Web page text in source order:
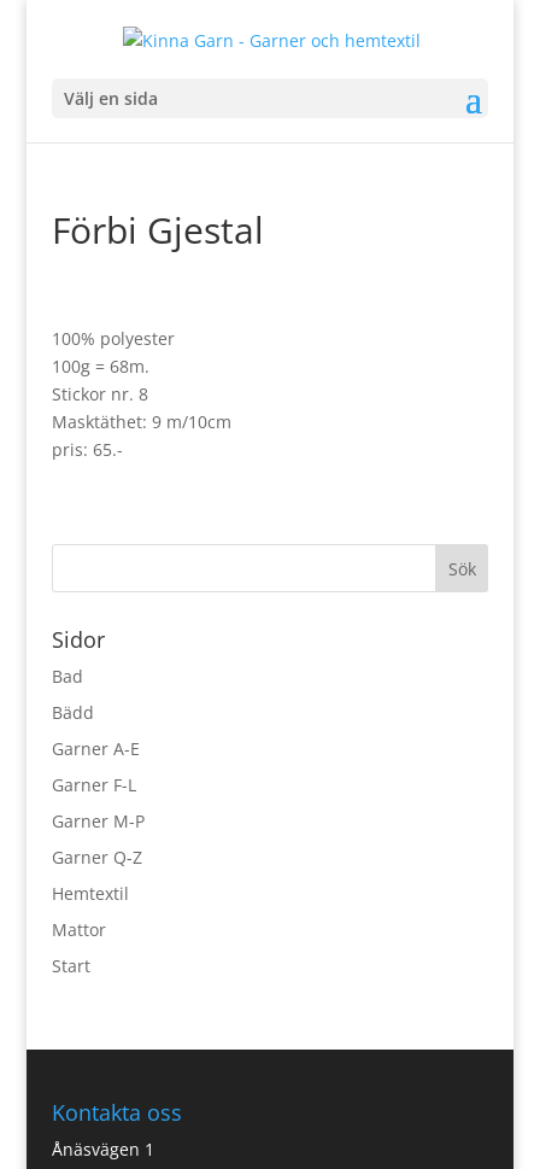
Välj en sida
Förbi Gjestal
100% polyester
100g = 68m.
Stickor nr. 8
Masktäthet: 9 m/10cm
pris: 65.-
Sidor
Bad
Bädd
Garner A-E
Garner F-L
Garner M-P
Garner Q-Z
Hemtextil
Mattor
Start
Kontakta oss
Ånäsvägen 1